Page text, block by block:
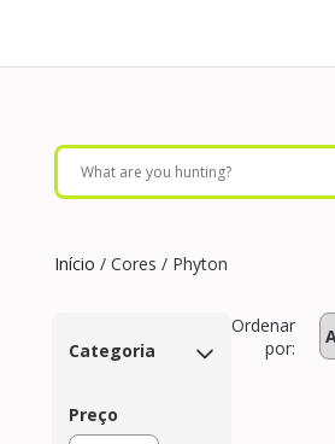
Início / Cores / Phyton
Categoria
Preço
Ordenar
por: